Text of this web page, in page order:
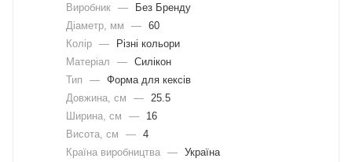
Виробник —
Без Бренду
Діаметр, мм
— 60
Колір —
Різні кольори
Матеріал
— Силікон
Тип
— Форма для кексів
Довжина, cм
—
25.5
Ширина, cм
—
16
Висота, см
— 4
Країна виробництва — Україна